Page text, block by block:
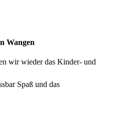
Wangen
wir wieder das Kinder- und
Spaß und das